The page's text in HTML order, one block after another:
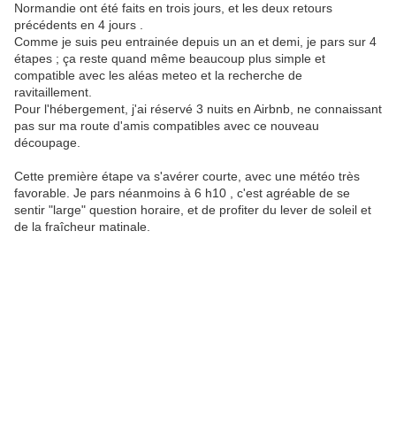
Normandie ont été faits en trois jours, et les deux retours
précédents en 4 jours .
Comme je suis peu entrainée depuis un an et demi, je pars sur 4
étapes ; ça reste quand même beaucoup plus simple et
compatible avec les aléas meteo et la recherche de
ravitaillement.
Pour l'hébergement, j'ai réservé 3 nuits en Airbnb, ne connaissant
pas sur ma route d'amis compatibles avec ce nouveau
découpage.
Cette première étape va s'avérer courte, avec une météo très
favorable. Je pars néanmoins à 6 h10 , c'est agréable de se
sentir "large" question horaire, et de profiter du lever de soleil et
de la fraîcheur matinale.